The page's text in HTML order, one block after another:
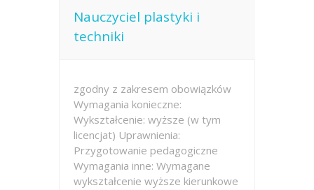
Nauczyciel plastyki i
techniki
zgodny z zakresem obowiązków
Wymagania konieczne:
Wykształcenie: wyższe (w tym
licencjat) Uprawnienia:
Przygotowanie pedagogiczne
Wymagania inne: Wymagane
wykształcenie wyższe kierunkowe